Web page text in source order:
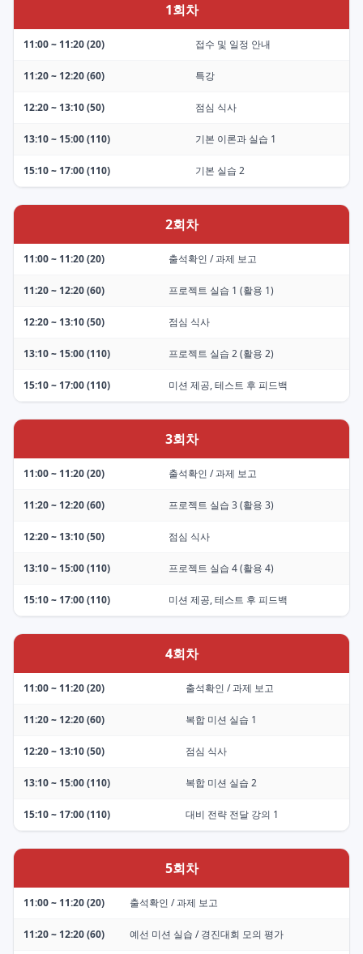
1회차
11:00 ~ 11:20 (20) 접수 및 일정 안내
11:20 ~ 12:20 (60) 특강
12:20 ~ 13:10 (50) 점심 식사
13:10 ~ 15:00 (110) 기본 이론과 실습 1
15:10 ~ 17:00 (110) 기본 실습 2
2회차
11:00 ~ 11:20 (20) 출석확인 / 과제 보고
11:20 ~ 12:20 (60) 프로젝트 실습 1 (활용 1)
12:20 ~ 13:10 (50) 점심 식사
13:10 ~ 15:00 (110) 프로젝트 실습 2 (활용 2)
15:10 ~ 17:00 (110) 미션 제공, 테스트 후 피드백
3회차
11:00 ~ 11:20 (20) 출석확인 / 과제 보고
11:20 ~ 12:20 (60) 프로젝트 실습 3 (활용 3)
12:20 ~ 13:10 (50) 점심 식사
13:10 ~ 15:00 (110) 프로젝트 실습 4 (활용 4)
15:10 ~ 17:00 (110) 미션 제공, 테스트 후 피드백
4회차
11:00 ~ 11:20 (20) 출석확인 / 과제 보고
11:20 ~ 12:20 (60) 복합 미션 실습 1
12:20 ~ 13:10 (50) 점심 식사
13:10 ~ 15:00 (110) 복합 미션 실습 2
15:10 ~ 17:00 (110) 대비 전략 전달 강의 1
5회차
11:00 ~ 11:20 (20) 출석확인 / 과제 보고
11:20 ~ 12:20 (60) 예선 미션 실습 / 경진대회 모의 평가